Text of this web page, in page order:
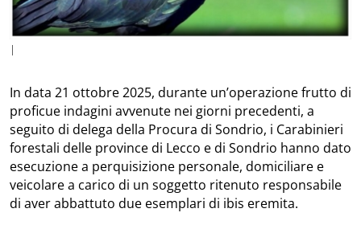
|
In data 21 ottobre 2025, durante un’operazione frutto di
proficue indagini avvenute nei giorni precedenti, a
seguito di delega della Procura di Sondrio, i Carabinieri
forestali delle province di Lecco e di Sondrio hanno dato
esecuzione a perquisizione personale, domiciliare e
veicolare a carico di un soggetto ritenuto responsabile
di aver abbattuto due esemplari di ibis eremita.